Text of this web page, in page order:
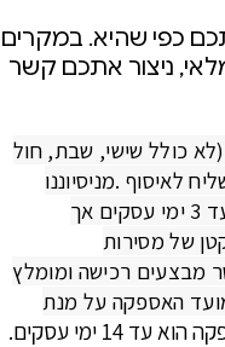
כפי שהיא. במקרים
ניצור אתכם קשר
כולל שישי, שבת, חול
לאיסוף .מניסיוננו
בעבר, משלוח עם שליח בדרך כלל 1 עד 3 ימי עסקים אך
של מסירות
מבצעים רכישה ומומלץ
האספקה על מנת
עד 14 ימי עסקים.